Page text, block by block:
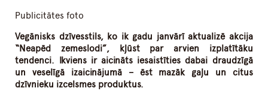
Publicitātes foto
Vegānisks dzīvesstils, ko ik gadu janvārī aktualizē akcija
“Neapēd zemeslodi”, kļūst par arvien izplatītāku
tendenci. Ikviens ir aicināts iesaistīties dabai draudzīgā
un veselīgā izaicinājumā – ēst mazāk gaļu un citus
dzīvnieku izcelsmes produktus.